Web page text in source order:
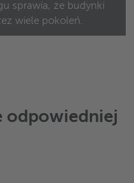
sprawia, że budynki
wiele pokoleń.
odpowiedniej